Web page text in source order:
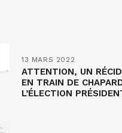
13 MARS 2022
ATTENTION, UN
EN TRAIN DE
L’ÉLECTION